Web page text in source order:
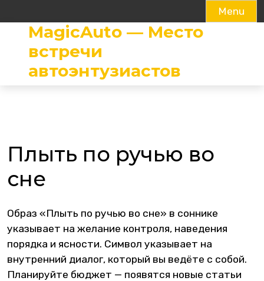
Menu
content
MagicAuto — Место
встречи
автоэнтузиастов
Плыть по ручью во
сне
Образ «Плыть по ручью во сне» в соннике
указывает на желание контроля, наведения
порядка и ясности. Символ указывает на
внутренний диалог, который вы ведёте с собой.
Планируйте бюджет — появятся новые статьи